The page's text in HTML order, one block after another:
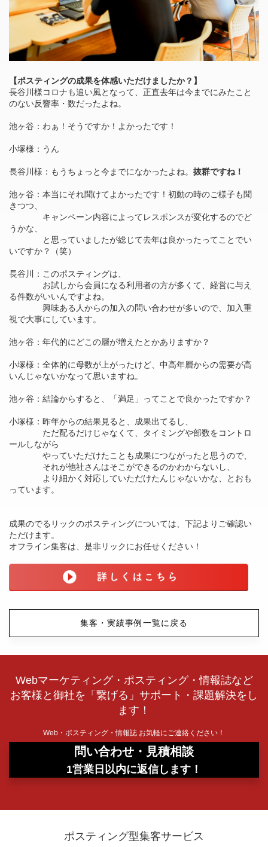
【ポスティングの成果を体感いただけましたか？】
長谷川様コロナも追い風となって、正直去年は今までにみたこと
のない反響率・数だったよね。
池ヶ谷：わぁ！そうですか！よかったです！
小塚様：うん
長谷川様：もうちょっと今までになかったよね。 抜群ですね！
池ヶ谷：本当にそれ聞けてよかったです！初動の時のご様子も聞
きつつ、
キャンペーン内容によってレスポンスが変化するのでど
うかな、
と思っていましたが総じて去年は良かったってことでい
いですか？（笑）
長谷川：このポスティングは、
お試しから会員になる利用者の方が多くて、経営に与え
る件数がいいんですよね。
興味ある人からの加入の問い合わせが多いので、加入重
視で大事にしています。
池ヶ谷：年代的にどこの層が増えたとかありますか？
小塚様：全体的に母数が上がったけど、中高年層からの需要が高
いんじゃないかなって思いますね。
池ヶ谷：結論からすると、「満足」ってことで良かったですか？
小塚様：昨年からの結果見ると、成果出てるし、
ただ配るだけじゃなくて、タイミングや部数をコントロ
ールしながら
やっていただけたことも成果につながったと思うので、
それが他社さんはそこができるのかわからないし、
より細かく対応していただけたんじゃないかな、とおも
っています。
成果のでるリックのポスティングについては、下記よりご確認い
ただけます。
オフライン集客は、是非リックにお任せください！
集客・実績事例一覧に戻る
Webマーケティング・ポスティング・情報誌など
お客様と御社を「繋げる」サポート・課題解決をし
ます！
Web・ポスティング・情報誌 お気軽にご連絡ください！
問い合わせ・見積相談
1営業日以内に返信します！
ポスティング型集客サービス